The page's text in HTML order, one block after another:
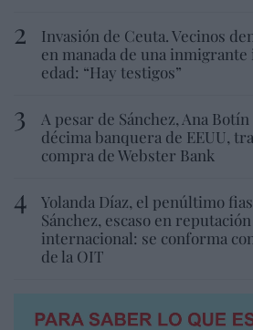
Invasión de Ceuta. Vecinos
en manada de una
edad: “Hay testigos”
A pesar de Sánchez, Ana
décima banquera de EEUU,
compra de Webster Bank
Yolanda Díaz, el penúltimo
Sánchez, escaso en
internacional: se conforma
de la OIT